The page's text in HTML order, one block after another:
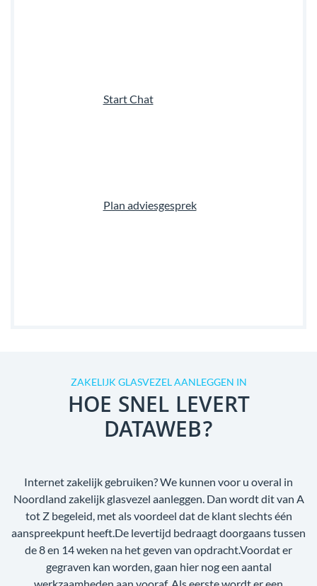
Start Chat
Plan adviesgesprek
ZAKELIJK GLASVEZEL AANLEGGEN IN
HOE SNEL LEVERT
DATAWEB?
Internet zakelijk gebruiken? We kunnen voor u overal in
Noordland zakelijk glasvezel aanleggen. Dan wordt dit van A
tot Z begeleid, met als voordeel dat de klant slechts één
aanspreekpunt heeft.De levertijd bedraagt doorgaans tussen
de 8 en 14 weken na het geven van opdracht.Voordat er
gegraven kan worden, gaan hier nog een aantal